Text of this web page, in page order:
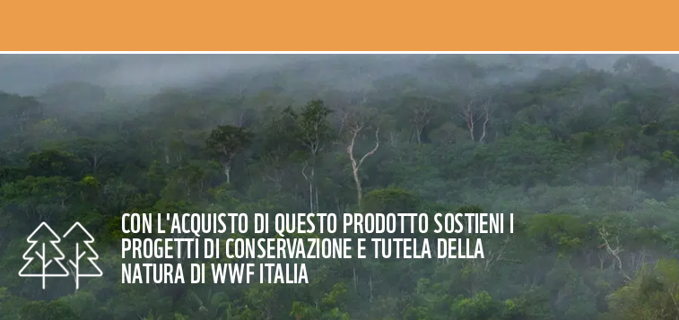
CON L'ACQUISTO DI QUESTO PRODOTTO SOSTIENI I
PROGETTI DI CONSERVAZIONE E TUTELA DELLA
NATURA DI WWF ITALIA